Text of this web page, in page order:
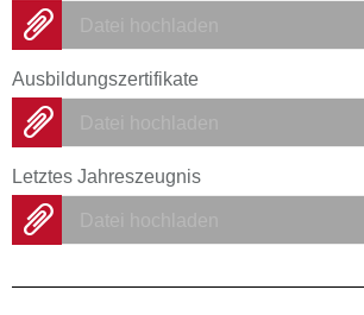
Ausbildungszertifikate
Letztes Jahreszeugnis